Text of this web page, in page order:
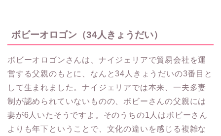
ボビーオロゴン（34人きょうだい）
ボビーオロゴンさんは、ナイジェリアで貿易会社を運
営する父親のもとに、なんと34人きょうだいの3番目と
して生まれました。ナイジェリアでは本来、一夫多妻
制が認められていないものの、ボビーさんの父親には
妻が6人いたそうですよ。そのうちの1人はボビーさん
よりも年下ということで、文化の違いを感じる複雑な